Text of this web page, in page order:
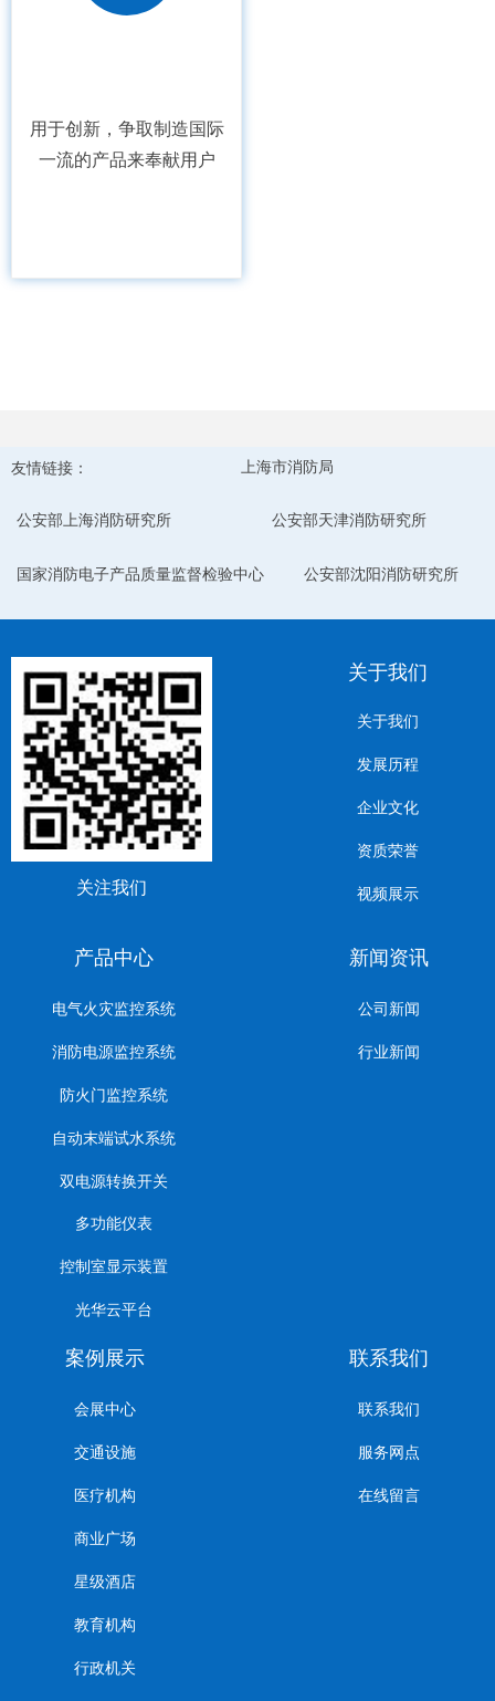
用于创新，争取制造国际
一流的产品来奉献用户
关注我们
关于我们
关于我们
发展历程
企业文化
资质荣誉
视频展示
产品中心
电气火灾监控系统
消防电源监控系统
防火门监控系统
自动末端试水系统
双电源转换开关
多功能仪表
控制室显示装置
光华云平台
新闻资讯
公司新闻
行业新闻
案例展示
会展中心
交通设施
医疗机构
商业广场
星级酒店
教育机构
行政机关
联系我们
联系我们
服务网点
在线留言
友情链接： 上海市消防局
公安部上海消防研究所 公安部天津消防研究所
国家消防电子产品质量监督检验中心 公安部沈阳消防研究所